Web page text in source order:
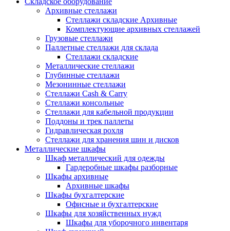
Архивные стеллажи
Стеллажи складские Архивные
Комплектующие архивных стеллажей
Грузовые стеллажи
Паллетные стеллажи для склада
Стеллажи складские
Металлические стеллажи
Глубинные стеллажи
Мезонинные стеллажи
Стеллажи Cash & Carry
Стеллажи консольные
Стеллажи для кабельной продукции
Поддоны и трек паллеты
Гидравлическая рохля
Стеллажи для хранения шин и дисков
Металлические шкафы
Шкаф металлический для одежды
Гардеробные шкафы разборные
Шкафы архивные
Архивные шкафы
Шкафы бухгалтерские
Офисные и бухгалтерские
Шкафы для хозяйственных нужд
Шкафы для уборочного инвентаря